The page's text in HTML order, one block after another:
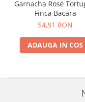
Garnacha Rosé
Finca Bacara
54,91 RON
ADAUGA IN COS